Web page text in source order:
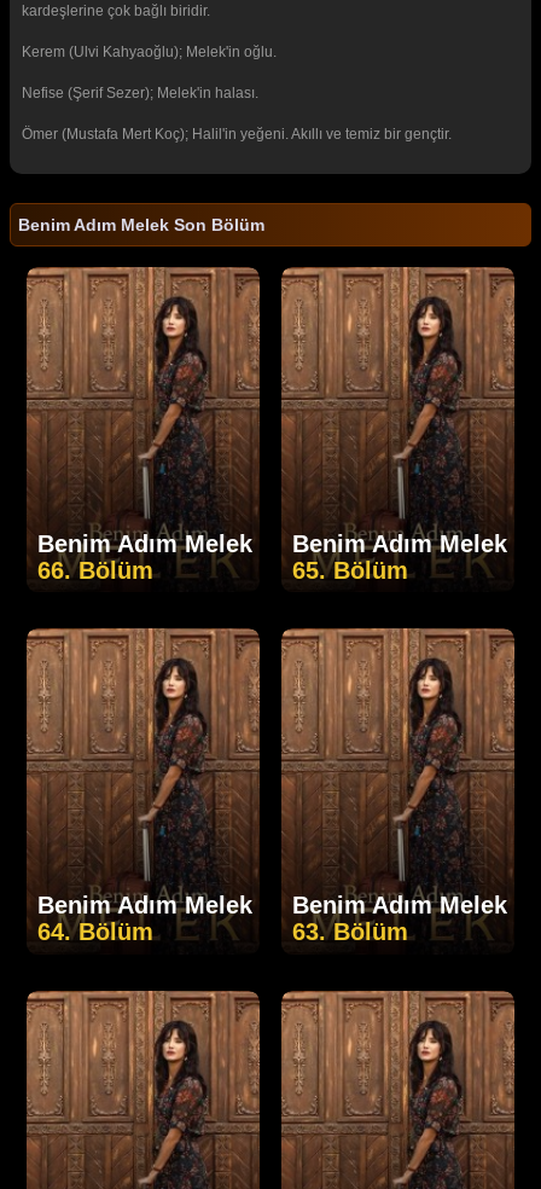
kardeşlerine çok bağlı biridir.
Kerem (Ulvi Kahyaoğlu); Melek'in oğlu.
Nefise (Şerif Sezer); Melek'in halası.
Ömer (Mustafa Mert Koç); Halil'in yeğeni. Akıllı ve temiz bir gençtir.
Benim Adım Melek Son Bölüm
Benim Adım Melek
66. Bölüm
Benim Adım Melek
65. Bölüm
Benim Adım Melek
64. Bölüm
Benim Adım Melek
63. Bölüm